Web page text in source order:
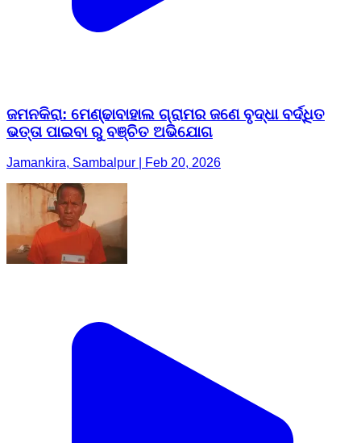
ଜମନକିରା: ମେଣ୍ଢାବାହାଲ ଗ୍ରାମର ଜଣେ ବୃଦ୍ଧା ବର୍ଦ୍ଧିତ
ଭତ୍ତା ପାଇବା ରୁ ବଞ୍ଚିତ ଅଭିଯୋଗ
Jamankira, Sambalpur | Feb 20, 2026